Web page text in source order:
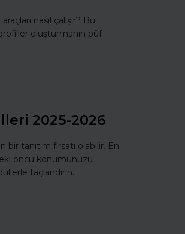
nasıl çalışır? Bu
oluşturmanın püf
2025-2026
tanıtım fırsatı olabilir. En
öncü konumunuzu
taçlandırın.